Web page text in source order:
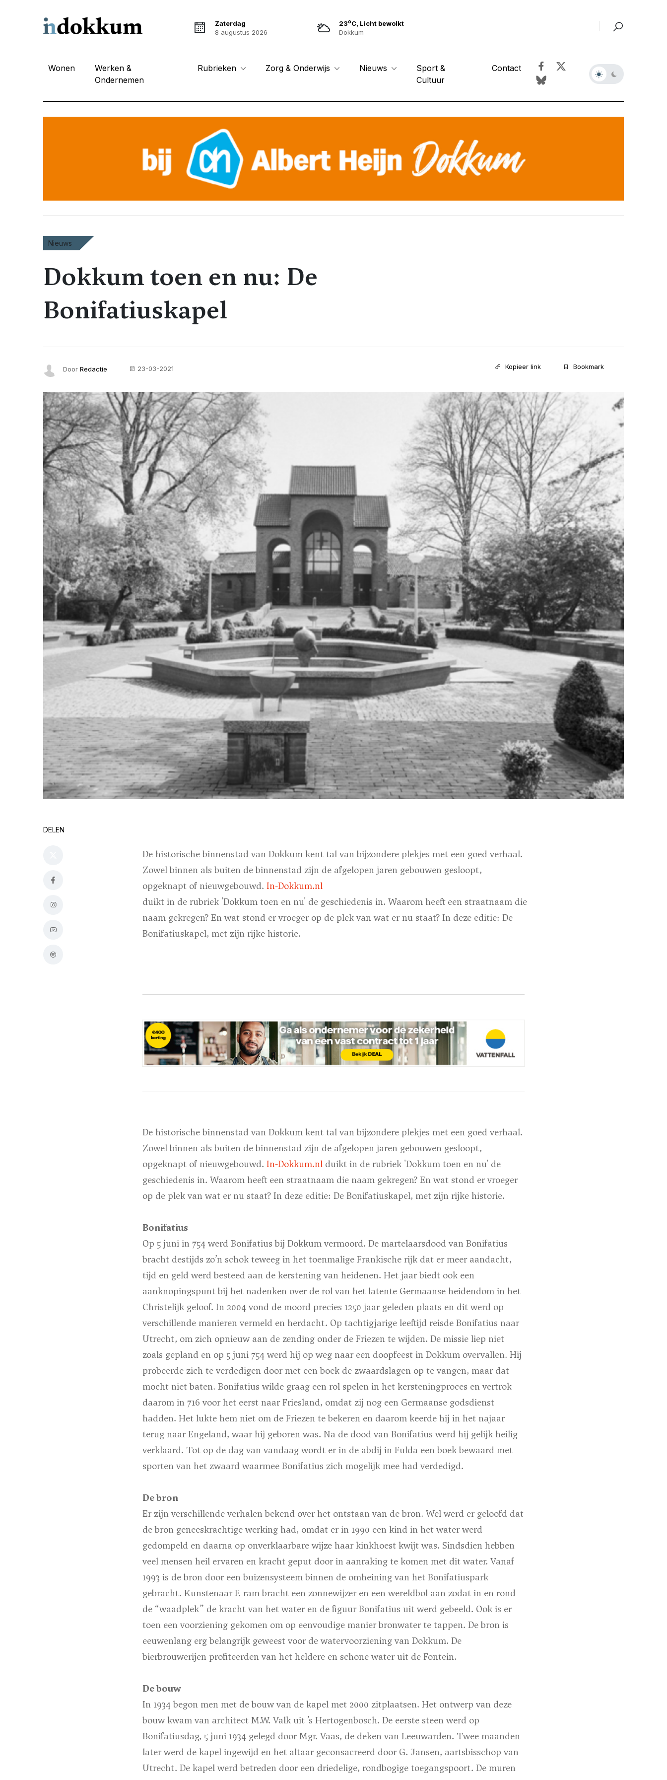
Zaterdag
8 augustus 2026
23oC, Licht bewolkt
Dokkum
Wonen
Werken &
Ondernemen
Rubrieken Zorg & Onderwijs Nieuws
Sport &
Cultuur
Contact
Nieuws
Dokkum toen en nu: De
Bonifatiuskapel
Door Redactie 23-03-2021 Kopieer link Bookmark
DELEN
De historische binnenstad van Dokkum kent tal van bijzondere plekjes met een goed verhaal.
Zowel binnen als buiten de binnenstad zijn de afgelopen jaren gebouwen gesloopt,
opgeknapt of nieuwgebouwd. In-Dokkum.nl
duikt in de rubriek 'Dokkum toen en nu' de geschiedenis in. Waarom heeft een straatnaam die
naam gekregen? En wat stond er vroeger op de plek van wat er nu staat? In deze editie: De
Bonifatiuskapel, met zijn rijke historie.
De historische binnenstad van Dokkum kent tal van bijzondere plekjes met een goed verhaal.
Zowel binnen als buiten de binnenstad zijn de afgelopen jaren gebouwen gesloopt,
opgeknapt of nieuwgebouwd. In-Dokkum.nl duikt in de rubriek 'Dokkum toen en nu' de
geschiedenis in. Waarom heeft een straatnaam die naam gekregen? En wat stond er vroeger
op de plek van wat er nu staat? In deze editie: De Bonifatiuskapel, met zijn rijke historie.
Bonifatius
Op 5 juni in 754 werd Bonifatius bij Dokkum vermoord. De martelaarsdood van Bonifatius
bracht destijds zo’n schok teweeg in het toenmalige Frankische rijk dat er meer aandacht,
tijd en geld werd besteed aan de kerstening van heidenen. Het jaar biedt ook een
aanknopingspunt bij het nadenken over de rol van het latente Germaanse heidendom in het
Christelijk geloof. In 2004 vond de moord precies 1250 jaar geleden plaats en dit werd op
verschillende manieren vermeld en herdacht. Op tachtigjarige leeftijd reisde Bonifatius naar
Utrecht, om zich opnieuw aan de zending onder de Friezen te wijden. De missie liep niet
zoals gepland en op 5 juni 754 werd hij op weg naar een doopfeest in Dokkum overvallen. Hij
probeerde zich te verdedigen door met een boek de zwaardslagen op te vangen, maar dat
mocht niet baten. Bonifatius wilde graag een rol spelen in het kersteningproces en vertrok
daarom in 716 voor het eerst naar Friesland, omdat zij nog een Germaanse godsdienst
hadden. Het lukte hem niet om de Friezen te bekeren en daarom keerde hij in het najaar
terug naar Engeland, waar hij geboren was. Na de dood van Bonifatius werd hij gelijk heilig
verklaard. Tot op de dag van vandaag wordt er in de abdij in Fulda een boek bewaard met
sporten van het zwaard waarmee Bonifatius zich mogelijk mee had verdedigd.
De bron
Er zijn verschillende verhalen bekend over het ontstaan van de bron. Wel werd er geloofd dat
de bron geneeskrachtige werking had, omdat er in 1990 een kind in het water werd
gedompeld en daarna op onverklaarbare wijze haar kinkhoest kwijt was. Sindsdien hebben
veel mensen heil ervaren en kracht geput door in aanraking te komen met dit water. Vanaf
1993 is de bron door een buizensysteem binnen de omheining van het Bonifatiuspark
gebracht. Kunstenaar F. ram bracht een zonnewijzer en een wereldbol aan zodat in en rond
de “waadplek” de kracht van het water en de figuur Bonifatius uit werd gebeeld. Ook is er
toen een voorziening gekomen om op eenvoudige manier bronwater te tappen. De bron is
eeuwenlang erg belangrijk geweest voor de watervoorziening van Dokkum. De
bierbrouwerijen profiteerden van het heldere en schone water uit de Fontein.
De bouw
In 1934 begon men met de bouw van de kapel met 2000 zitplaatsen. Het ontwerp van deze
bouw kwam van architect M.W. Valk uit ’s Hertogenbosch. De eerste steen werd op
Bonifatiusdag, 5 juni 1934 gelegd door Mgr. Vaas, de deken van Leeuwarden. Twee maanden
later werd de kapel ingewijd en het altaar geconsacreerd door G. Jansen, aartsbisschop van
Utrecht. De kapel werd betreden door een driedelige, rondbogige toegangspoort. De muren